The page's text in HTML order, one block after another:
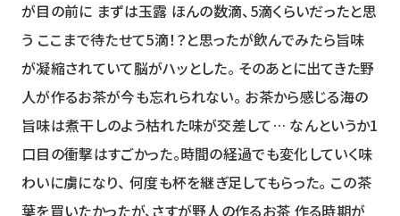
が目の前に まずは玉露 ほんの数滴、5滴くらいだったと思
う ここまで待たせて5滴！？と思ったが飲んでみたら旨味
が凝縮されていて脳がハッとした。 そのあとに出てきた野
人が作るお茶が今も忘れられない。 お茶から感じる海の
旨味は煮干しのよう枯れた味が交差して… なんというか1
口目の衝撃はすごかった。時間の経過でも変化していく味
わいに虜になり、 何度も杯を継ぎ足してもらった。 この茶
葉を買いたかったが、さすが野人の作るお茶 作る時期が